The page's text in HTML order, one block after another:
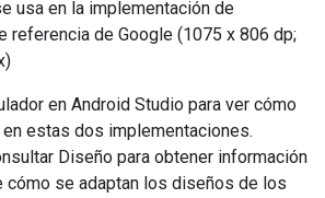
usa en la implementación de
referencia de Google (1075 x 806 dp;
en Android Studio para ver cómo
en estas dos implementaciones.
Diseño para obtener información
cómo se adaptan los diseños de los